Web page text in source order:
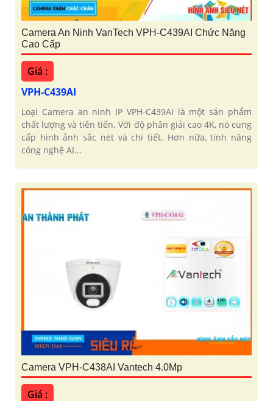
Camera An Ninh VanTech VPH-C439AI Chức Năng
Cao Cấp
Giá :
VPH-C439AI
Loại Camera an ninh IP VPH-C439AI là một sản phẩm
chất lượng và tiên tiến. Với độ phân giải cao 4K, nó cung
cấp hình ảnh sắc nét và chi tiết. Hơn nữa, tính năng
công nghệ AI...
Camera VPH-C438AI Vantech 4.0Mp
Giá :